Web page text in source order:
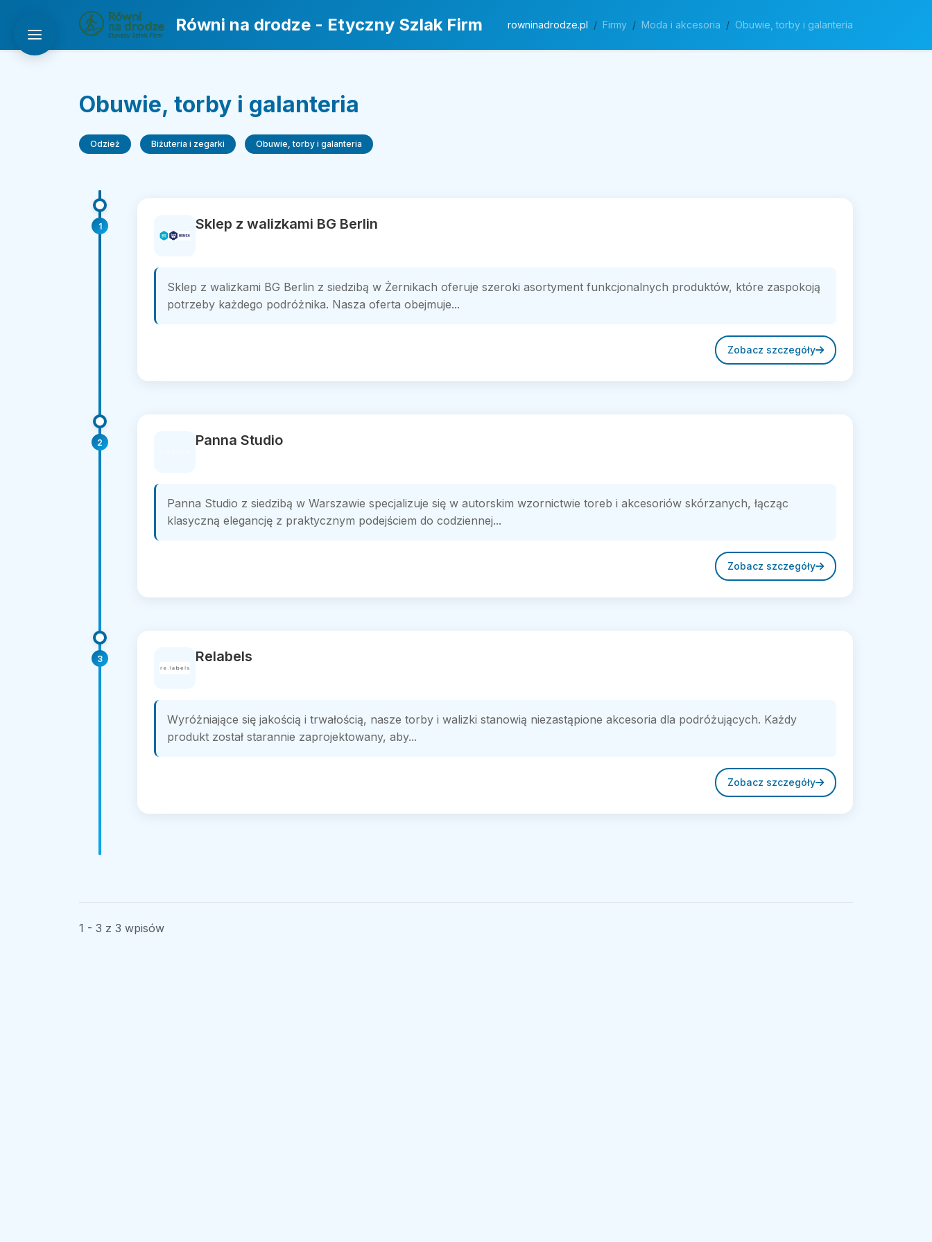
Równi na drodze - Etyczny Szlak Firm rowninadrodze.pl Firmy Moda i akcesoria Obuwie, torby i galanteria
Obuwie, torby i galanteria
Odzież Biżuteria i zegarki Obuwie, torby i galanteria
1 Sklep z walizkami BG Berlin
Sklep z walizkami BG Berlin z siedzibą w Żernikach oferuje szeroki asortyment funkcjonalnych produktów, które zaspokoją
potrzeby każdego podróżnika. Nasza oferta obejmuje...
Zobacz szczegóły
2 Panna Studio
Panna Studio z siedzibą w Warszawie specjalizuje się w autorskim wzornictwie toreb i akcesoriów skórzanych, łącząc
klasyczną elegancję z praktycznym podejściem do codziennej...
Zobacz szczegóły
3 Relabels
Wyróżniające się jakością i trwałością, nasze torby i walizki stanowią niezastąpione akcesoria dla podróżujących. Każdy
produkt został starannie zaprojektowany, aby...
Zobacz szczegóły
1 - 3 z 3 wpisów